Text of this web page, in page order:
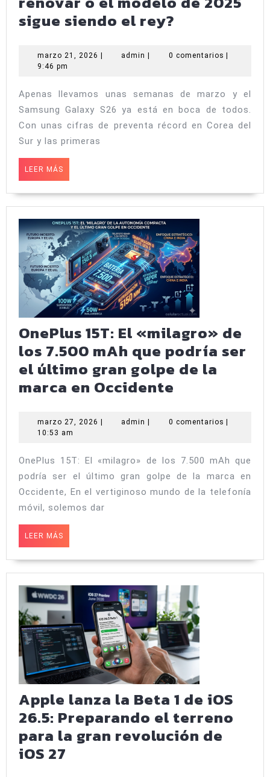
sigue siendo el rey?
S26
Galaxy
S25:
¿Es
o
el
modelo
de
2025
sigue
siendo
el
rey?
marzo 21, 2026 marzoadmin admin0 comentarios
9:46 pm
Apenas llevamos unas semanas de marzo y el
Samsung Galaxy S26 ya está en boca de todos.
Con unas cifras de preventa récord en Corea del
Sur y las primeras
LEER MÁS
MÁS
OnePlus 15T: El «milagro» de
los 7.500 mAh que podría ser
el último gran golpe de la
marca en Occidente
El
de
los
7.500
ser
el
último
gran
golpe
de
la
marca
en
Occidente
marzo 27, 2026 marzoadmin admin0 comentarios
10:53 am
OnePlus 15T: El «milagro» de los 7.500 mAh que
podría ser el último gran golpe de la marca en
Occidente, En el vertiginoso mundo de la telefonía
móvil, solemos dar
LEER MÁS
MÁS
Apple lanza la Beta 1 de iOS
26.5: Preparando el terreno
para la gran revolución de
iOS 27